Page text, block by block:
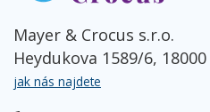
Mayer & Crocus s.r.o.
Heydukova 1589/6,
jak nás najdete